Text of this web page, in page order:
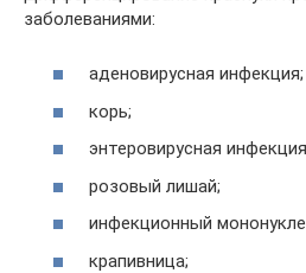
заболеваниями:
аденовирусная инфекция;
корь;
энтеровирусная
розовый лишай;
инфекционный
крапивница;